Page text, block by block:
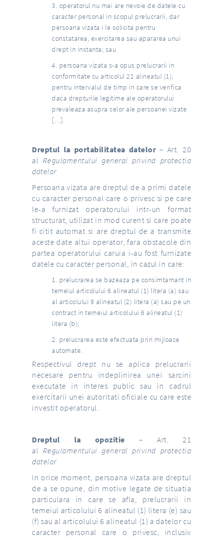
operatorul nu mai are nevoie de datele cu
caracter personal in scopul prelucrarii, dar
persoana vizata i le solicita pentru
constatarea, exercitarea sau apararea unui
drept in instanta; sau
persoana vizata s-a opus prelucrarii in
conformitate cu articolul 21 alineatul (1),
pentru intervalul de timp in care se verifica
daca drepturile legitime ale operatorului
prevaleaza asupra celor ale persoanei vizate
[…].
Dreptul la portabilitatea datelor– Art. 20
al Regulamentului general privind protectia
datelor
Persoana vizata are dreptul de a primi datele
cu caracter personal care o privesc si pe care
le-a furnizat operatorului intr-un format
structurat, utilizat in mod curent si care poate
fi citit automat si are dreptul de a transmite
aceste date altui operator, fara obstacole din
partea operatorului caruia i-au fost furnizate
datele cu caracter personal, in cazul in care:
prelucrarea se bazeaza pe consimtamant in
temeiul articolului 6 alineatul (1) litera (a) sau
al articolului 9 alineatul (2) litera (a) sau pe un
contract in temeiul articolului 6 alineatul (1)
litera (b);
prelucrarea este efectuata prin mijloace
automate.
Respectivul drept nu se aplica prelucrarii
necesare pentru indeplinirea unei sarcini
executate in interes public sau in cadrul
exercitarii unei autoritati oficiale cu care este
investit operatorul.
Dreptul la opozitie – Art. 21
al Regulamentului general privind protectia
datelor
In orice moment, persoana vizata are dreptul
de a se opune, din motive legate de situatia
particulara in care se afla, prelucrarii in
temeiul articolului 6 alineatul (1) litera (e) sau
(f) sau al articolului 6 alineatul (1) a datelor cu
caracter personal care o privesc, inclusiv